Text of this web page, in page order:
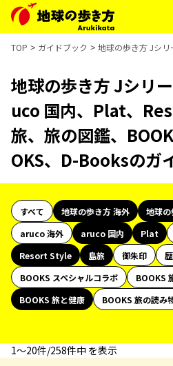
TOP ガイドブック 地球の歩き方 Jシ
地球の歩き方 Jシリ
uco 国内、Plat、
旅、旅の図鑑、
OKS、D-Booksのガ
すべて 地球の歩き方 海外
地球の
aruco 海外
aruco 国内 Plat
Resort Style
島旅 御朱印
BOOKS スペシャルコラボ
BOOKS
BOOKS 旅と健康
BOOKS 旅の読み
1〜20件/258件中 を表示